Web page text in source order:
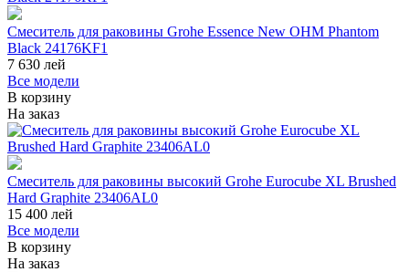
Смеситель для раковины Grohe Essence New OHM Phantom
Black 24176KF1
7 630 лей
Все модели
В корзину
На заказ
Смеситель для раковины высокий Grohe Eurocube XL Brushed
Hard Graphite 23406AL0
15 400 лей
Все модели
В корзину
На заказ